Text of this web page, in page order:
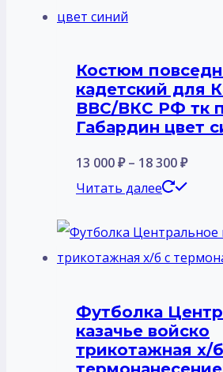
Костюм
кадетский для
ВВС/ВКС РФ тк
Габардин цвет
13 000₽ – 18 300₽
цен:
000 ₽
–
300 ₽
Читать далее
Этот
можно
Футболка
казачье войско
трикотажная х/